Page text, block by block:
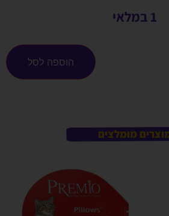
1 במלאי
הוספה לסל
מומלצים